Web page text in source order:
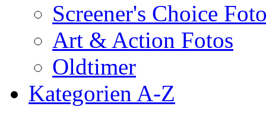
Screener's Choice
Art & Action Fotos
Oldtimer
Kategorien A-Z